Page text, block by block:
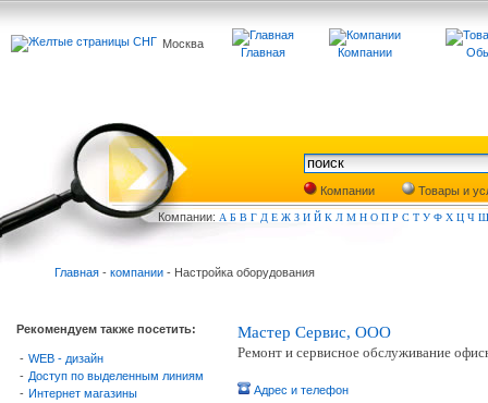
Москва
Главная Компании
Компании
Товары и
Компании: А Б В Г Д Е Ж З И Й К Л М Н О П Р С Т У Ф Х Ц Ч Ш
Главная - компании - Настройка оборудования
Рекомендуем также посетить:
- WEB - дизайн
- Доступ по выделенным линиям
- Интернет магазины
Мастер Сервис, ООО
Ремонт и сервисное обслуживание
Адрес и телефон